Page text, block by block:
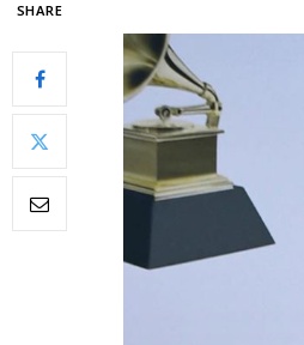
SHARE